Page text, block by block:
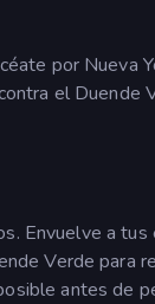
por Nueva
el Duende
Envuelve a
Verde para
antes de